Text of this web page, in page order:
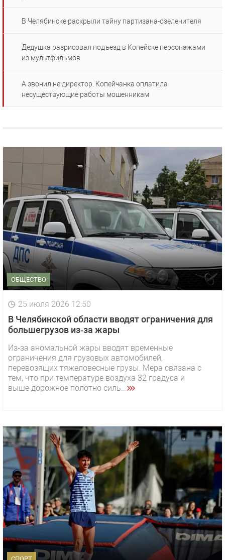
В Челябинске раскрыли тайну партизана-озеленителя
Дедушка разрисовал подъезд в Копейске персонажами
из мультфильмов
А звонил не директор. Копейчанка оплатила
несуществующие работы мошенникам
ОБЩЕСТВО
25 июля 2026 12:50
В Челябинской области вводят ограничения для
большегрузов из‑за жары
Из‑за аномальной жары вводят временные
ограничения для грузовых автомобилей,
перевозящих тяжеловесные грузы. Мера связана с
тем, что при температуре воздуха 32 градуса и
выше дорожное полотно силь...